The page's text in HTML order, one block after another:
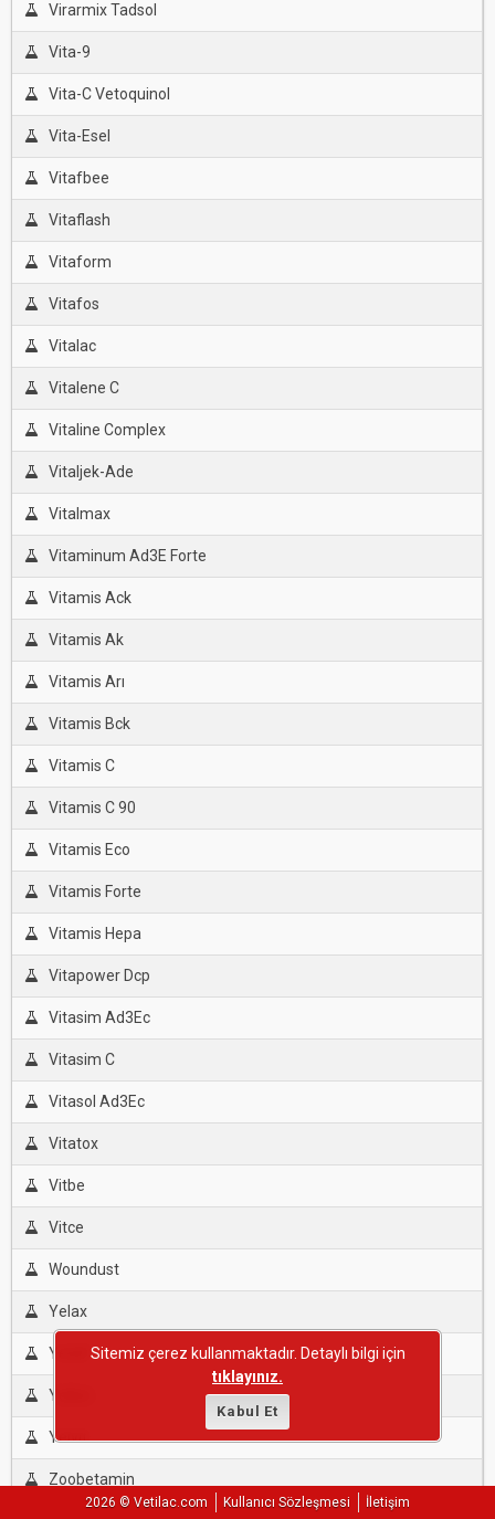
Virarmix Tadsol
Vita-9
Vita-C Vetoquinol
Vita-Esel
Vitafbee
Vitaflash
Vitaform
Vitafos
Vitalac
Vitalene C
Vitaline Complex
Vitaljek-Ade
Vitalmax
Vitaminum Ad3E Forte
Vitamis Ack
Vitamis Ak
Vitamis Arı
Vitamis Bck
Vitamis C
Vitamis C 90
Vitamis Eco
Vitamis Forte
Vitamis Hepa
Vitapower Dcp
Vitasim Ad3Ec
Vitasim C
Vitasol Ad3Ec
Vitatox
Vitbe
Vitce
Woundust
Yelax
Yeldif
Yelkin
Yelvit
Zoobetamin
2026 © Vetilac.com Kullanıcı Sözleşmesi İletişim
Sitemiz çerez kullanmaktadır. Detaylı bilgi için
tıklayınız.
Kabul Et